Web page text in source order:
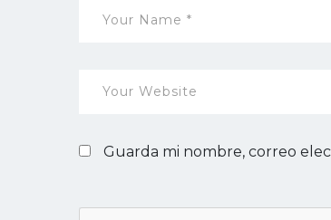
Guarda mi nombre, correo